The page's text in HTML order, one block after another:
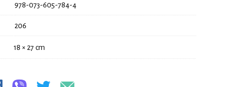
18 × 27 cm
978-073-605-784-4
206